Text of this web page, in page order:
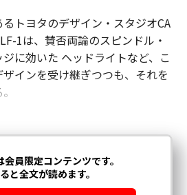
トヨタのデザイン・スタジオCA
1は、賛否両論のスピンドル・
に効いた ヘッドライトなど、こ
インを受け継ぎつつも、それを